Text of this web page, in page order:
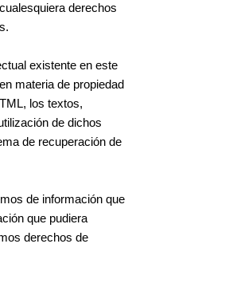
derechos
existente en este
materia de propiedad
los textos,
de dichos
de recuperación de
de información que
que pudiera
derechos de